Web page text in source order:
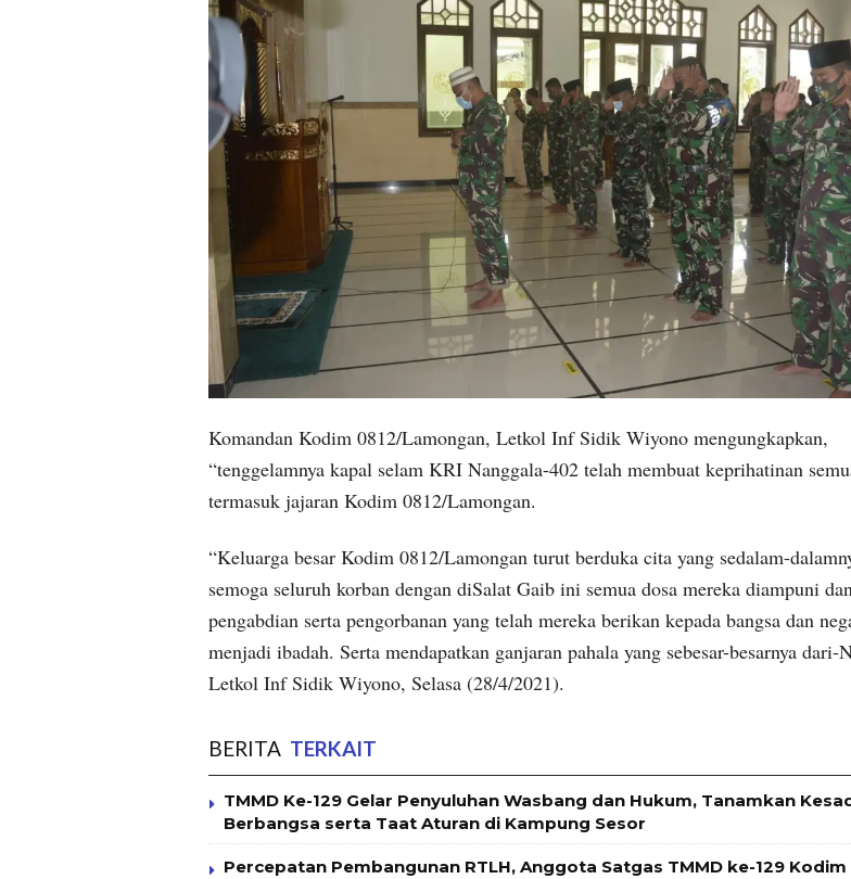
Komandan Kodim 0812/Lamongan, Letkol Inf Sidik Wiyono mengungkapkan,
“tenggelamnya kapal selam KRI Nanggala-402 telah membuat keprihatinan
termasuk jajaran Kodim 0812/Lamongan.
“Keluarga besar Kodim 0812/Lamongan turut berduka cita yang sedalam-
semoga seluruh korban dengan diSalat Gaib ini semua dosa mereka diampuni
pengabdian serta pengorbanan yang telah mereka berikan kepada bangsa dan
menjadi ibadah. Serta mendapatkan ganjaran pahala yang sebesar-besarnya dari-
Letkol Inf Sidik Wiyono, Selasa (28/4/2021).
BERITA TERKAIT
TMMD Ke-129 Gelar Penyuluhan Wasbang dan Hukum, Tanamkan
Berbangsa serta Taat Aturan di Kampung Sesor
Percepatan Pembangunan RTLH, Anggota Satgas TMMD ke-129 Kodim